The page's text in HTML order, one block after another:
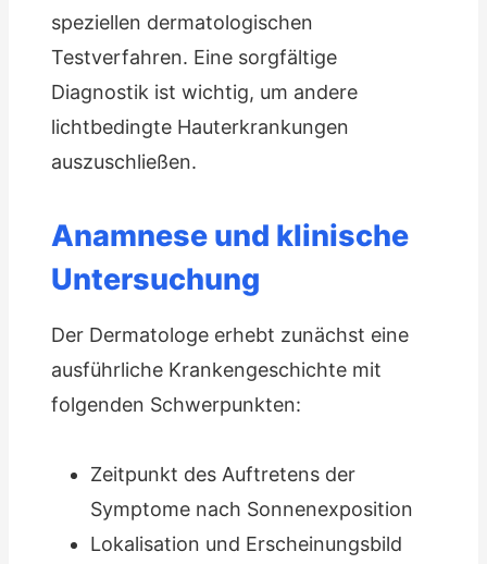
speziellen dermatologischen
Testverfahren. Eine sorgfältige
Diagnostik ist wichtig, um andere
lichtbedingte Hauterkrankungen
auszuschließen.
Anamnese und klinische
Untersuchung
Der Dermatologe erhebt zunächst eine
ausführliche Krankengeschichte mit
folgenden Schwerpunkten:
Zeitpunkt des Auftretens der
Symptome nach Sonnenexposition
Lokalisation und Erscheinungsbild